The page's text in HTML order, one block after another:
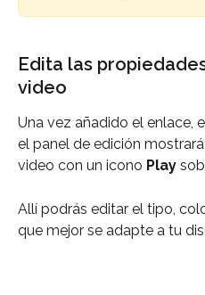
Edita las
video
Una vez añadido el enlace,
el panel de edición
video con un icono Play
Allí podrás editar el tipo,
que mejor se adapte a tu